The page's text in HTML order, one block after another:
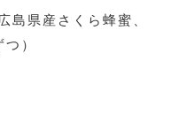
県産さくら蜂蜜、
）